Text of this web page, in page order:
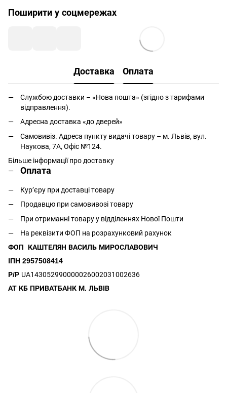
Поширити у соцмережах
Доставка Оплата
Службою доставки – «Нова пошта» (згідно з тарифами
відправлення).
Адресна доставка «до дверей»
Самовивіз. Адреса пункту видачі товару – м. Львів, вул.
Наукова, 7А, Офіс №124.
Більше інформації про доставку
Оплата
Кур’єру при доставці товару
Продавцю при самовивозі товару
При отриманні товару у відділеннях Нової Пошти
На реквізити ФОП на розрахунковий рахунок
ФОП КАШТЕЛЯН ВАСИЛЬ МИРОСЛАВОВИЧ
ІПН 2957508414
Р/Р UA143052990000026002031002636
АТ КБ ПРИВАТБАНК М. ЛЬВІВ